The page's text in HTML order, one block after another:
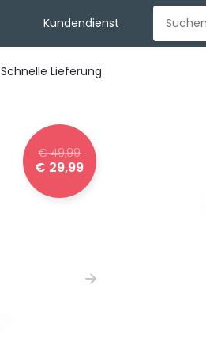
Kundendienst
Schnelle Lieferung
€ 49,99
€ 29,99